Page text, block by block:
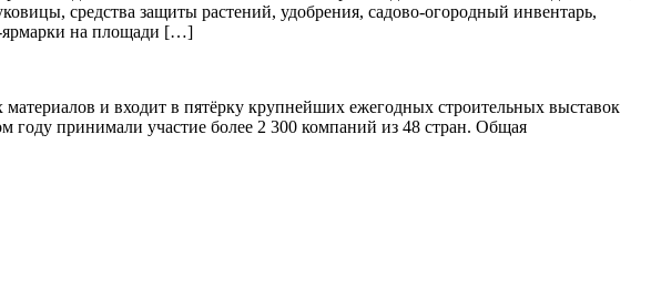
средства защиты растений, удобрения, садово-огородный инвентарь,
ярмарки на площади […]
и входит в пятёрку крупнейших ежегодных строительных выставок
году принимали участие более 2 300 компаний из 48 стран. Общая